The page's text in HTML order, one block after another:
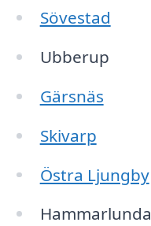
Sövestad
Ubberup
Gärsnäs
Skivarp
Östra Ljungby
Hammarlunda